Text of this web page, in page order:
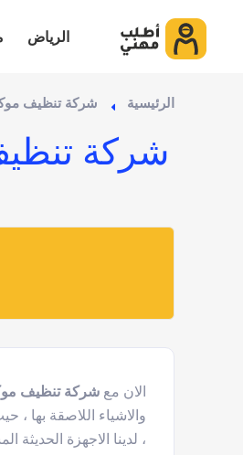
الرياض
الرئيسية شركة تنظيف
شركة
الان مع شركة تنظيف
والاشياء اللاصقة بها
، لدينا الاجهزة